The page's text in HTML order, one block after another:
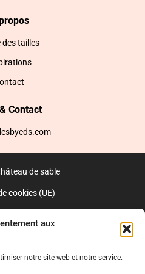
aux
notre site web et notre service.
des tailles
Contact
de sable
cookies (UE)
web :